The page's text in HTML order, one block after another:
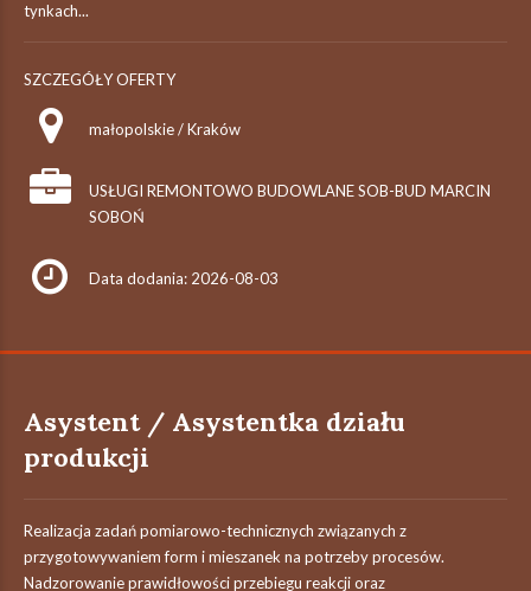
tynkach...
SZCZEGÓŁY OFERTY
małopolskie / Kraków
USŁUGI REMONTOWO BUDOWLANE SOB-BUD MARCIN
SOBOŃ
Data dodania: 2026-08-03
Asystent / Asystentka działu
produkcji
Realizacja zadań pomiarowo-technicznych związanych z
przygotowywaniem form i mieszanek na potrzeby procesów.
Nadzorowanie prawidłowości przebiegu reakcji oraz